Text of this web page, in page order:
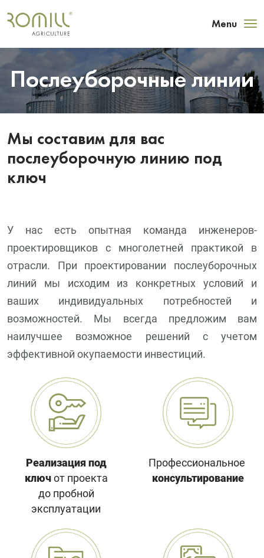
Menu
Послеуборочные линии
Мы составим для вас
послеуборочную линию под
ключ
У нас есть опытная команда инженеров-
проектировщиков с многолетней практикой в
отрасли. При проектировании послеуборочных
линий мы исходим из конкретных условий и
ваших индивидуальных потребностей и
возможностей. Мы всегда предложим вам
наилучшее возможное решений с учетом
эффективной окупаемости инвестиций.
Реализация под
ключ от проекта
до пробной
эксплуатации
Профессиональное
консультирование